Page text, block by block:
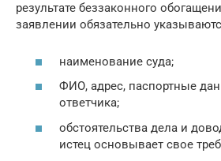
результате беззаконного
заявлении обязательно
наименование суда;
ФИО, адрес, паспортные
ответчика;
обстоятельства дела и
истец основывает свое